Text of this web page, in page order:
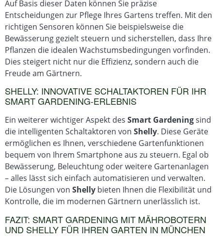
Auf Basis dieser Daten können Sie präzise
Entscheidungen zur Pflege Ihres Gartens treffen. Mit den
richtigen Sensoren können Sie beispielsweise die
Bewässerung gezielt steuern und sicherstellen, dass Ihre
Pflanzen die idealen Wachstumsbedingungen vorfinden.
Dies steigert nicht nur die Effizienz, sondern auch die
Freude am Gärtnern.
SHELLY: INNOVATIVE SCHALTAKTOREN FÜR IHR
SMART GARDENING-ERLEBNIS
Ein weiterer wichtiger Aspekt des Smart Gardeningsind
die intelligenten Schaltaktoren von Shelly. Diese Geräte
ermöglichen es Ihnen, verschiedene Gartenfunktionen
bequem von Ihrem Smartphone aus zu steuern. Egal ob
Bewässerung, Beleuchtung oder weitere Gartenanlagen
– alles lässt sich einfach automatisieren und verwalten.
Die Lösungen von Shelly bieten Ihnen die Flexibilität und
Kontrolle, die im modernen Gärtnern unerlässlich ist.
FAZIT: SMART GARDENING MIT MÄHROBOTERN
UND SHELLY FÜR IHREN GARTEN IN MÜNCHEN